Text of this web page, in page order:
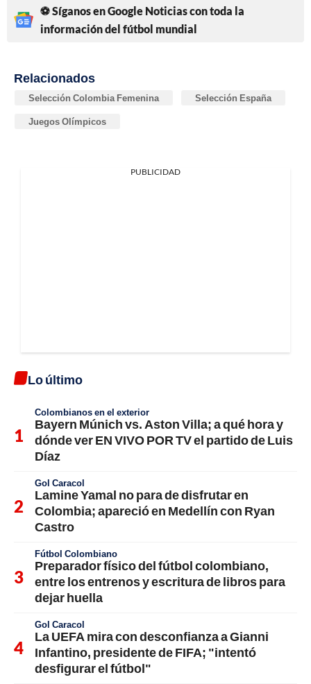
⚽ Síganos en Google Noticias con toda la
información del fútbol mundial
Relacionados
Selección Colombia Femenina Selección España
Juegos Olímpicos
PUBLICIDAD
Lo último
Colombianos en el exterior
Bayern Múnich vs. Aston Villa; a qué hora y
dónde ver EN VIVO POR TV el partido de Luis
Díaz
Gol Caracol
Lamine Yamal no para de disfrutar en
Colombia; apareció en Medellín con Ryan
Castro
Fútbol Colombiano
Preparador físico del fútbol colombiano,
entre los entrenos y escritura de libros para
dejar huella
Gol Caracol
La UEFA mira con desconfianza a Gianni
Infantino, presidente de FIFA; "intentó
desfigurar el fútbol"